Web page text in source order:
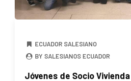
ECUADOR SALESIANO
BY SALESIANOS ECUADOR
Jóvenes de Socio